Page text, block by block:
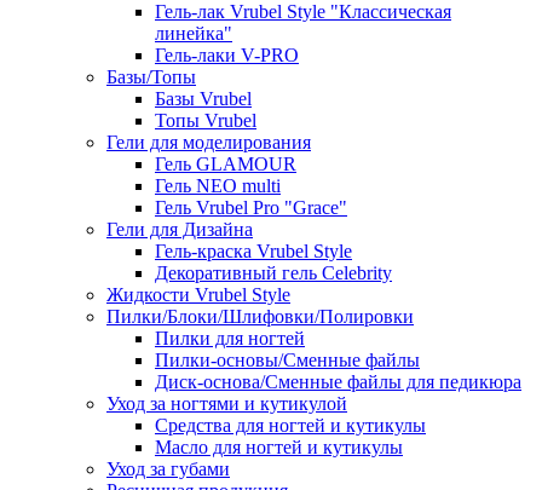
Гель-лак Vrubel Style "Классическая
линейка"
Гель-лаки V-PRO
Базы/Топы
Базы Vrubel
Топы Vrubel
Гели для моделирования
Гель GLAMOUR
Гель NEO multi
Гель Vrubel Pro "Grace"
Гели для Дизайна
Гель-краска Vrubel Style
Декоративный гель Celebrity
Жидкости Vrubel Style
Пилки/Блоки/Шлифовки/Полировки
Пилки для ногтей
Пилки-основы/Сменные файлы
Диск-основа/Сменные файлы для педикюра
Уход за ногтями и кутикулой
Средства для ногтей и кутикулы
Масло для ногтей и кутикулы
Уход за губами